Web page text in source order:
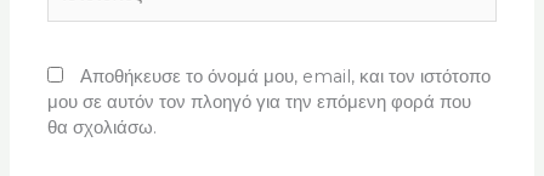
Αποθήκευσε το όνομά μου, email, και τον ιστότοπο
μου σε αυτόν τον πλοηγό για την επόμενη φορά που
θα σχολιάσω.